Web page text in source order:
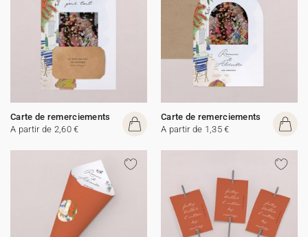
Carte de remerciements
A partir de 2,60 €
Carte de remerciements
A partir de 1,35 €